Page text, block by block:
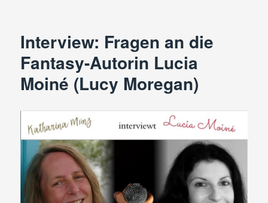
Interview: Fragen an die
Fantasy-Autorin Lucia
Moiné (Lucy Moregan)